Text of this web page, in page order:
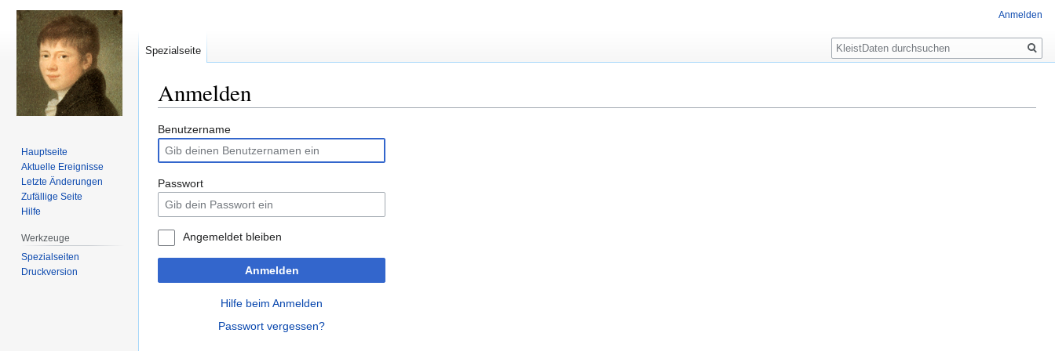
Anmelden
Zur
Navigation
springen
Zur
Suche
springen
Benutzername
Passwort
Angemeldet bleiben
Anmelden
Hilfe beim Anmelden
Passwort vergessen?
Anmelden
Spezialseite
Suche
Hauptseite
Aktuelle Ereignisse
Letzte Änderungen
Zufällige Seite
Hilfe
Werkzeuge
Spezialseiten
Druckversion